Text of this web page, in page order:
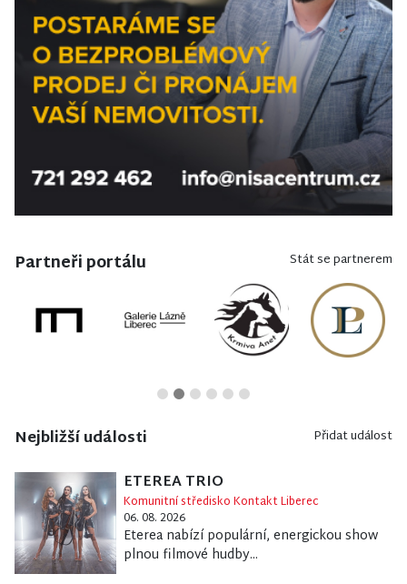
Partneři portálu Stát se partnerem
Nejbližší události Přidat událost
ETEREA TRIO
Komunitní středisko Kontakt Liberec
06. 08. 2026
Eterea nabízí populární, energickou show
plnou filmové hudby...